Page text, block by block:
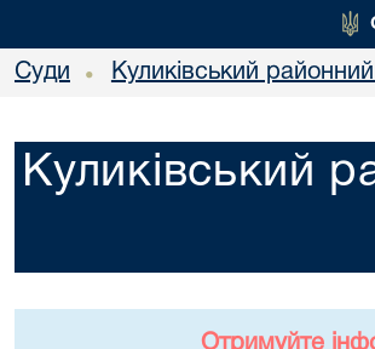
Суди • Куликівський районний
Куликівський
Отримуйте